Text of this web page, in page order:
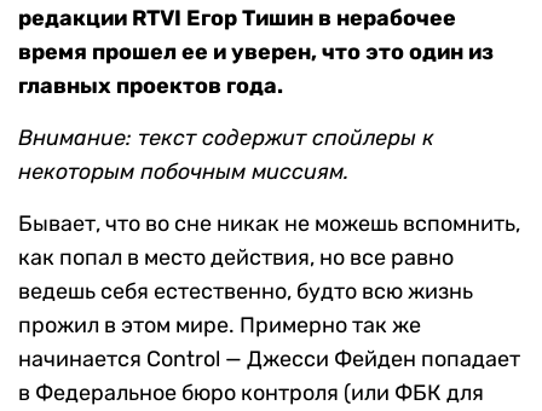
редакции RTVI Егор Тишин в нерабочее
время прошел ее и уверен, что это один из
главных проектов года.
Внимание: текст содержит спойлеры к
некоторым побочным миссиям.
Бывает, что во сне никак не можешь вспомнить,
как попал в место действия, но все равно
ведешь себя естественно, будто всю жизнь
прожил в этом мире. Примерно так же
начинается Control — Джесси Фейден попадает
в Федеральное бюро контроля (или ФБК для